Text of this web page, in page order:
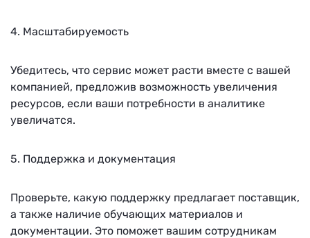
4. Масштабируемость
Убедитесь, что сервис может расти вместе с вашей
компанией, предложив возможность увеличения
ресурсов, если ваши потребности в аналитике
увеличатся.
5. Поддержка и документация
Проверьте, какую поддержку предлагает поставщик,
а также наличие обучающих материалов и
документации. Это поможет вашим сотрудникам